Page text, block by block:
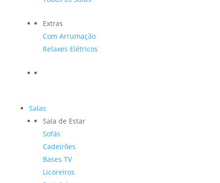
Extras
Com Arrumação
Relaxes Elétricos
Salas
Sala de Estar
Sofás
Cadeirões
Bases TV
Licoreiros